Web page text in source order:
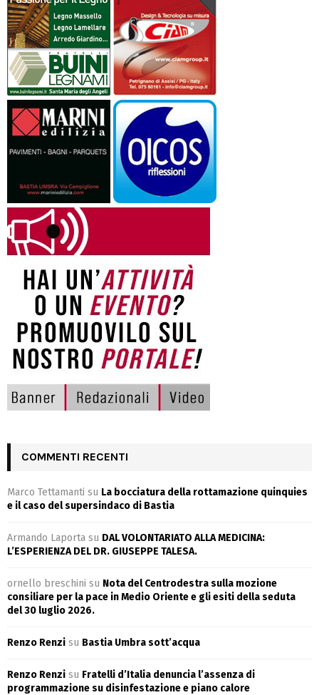
COMMENTI RECENTI
Marco Tettamanti su La bocciatura della rottamazione quinquies
e il caso del supersindaco di Bastia
Armando Laporta su DAL VOLONTARIATO ALLA MEDICINA:
L’ESPERIENZA DEL DR. GIUSEPPE TALESA.
ornello breschini su Nota del Centrodestra sulla mozione
consiliare per la pace in Medio Oriente e gli esiti della seduta
del 30 luglio 2026.
Renzo Renzi su Bastia Umbra sott’acqua
Renzo Renzi su Fratelli d’Italia denuncia l’assenza di
programmazione su disinfestazione e piano calore